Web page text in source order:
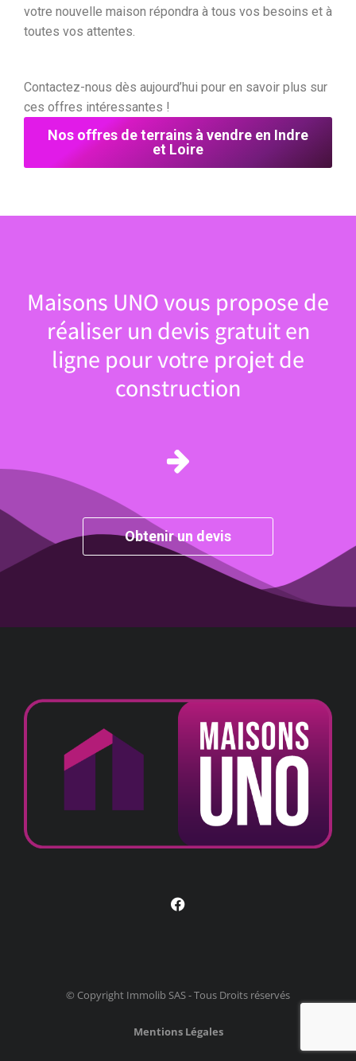
votre nouvelle maison répondra à tous vos besoins et à
toutes vos attentes.
Contactez-nous dès aujourd’hui pour en savoir plus sur
ces offres intéressantes !
Nos offres de terrains à vendre en Indre
et Loire
Maisons UNO vous propose de
réaliser un devis gratuit en
ligne pour votre projet de
construction
Obtenir un devis
© Copyright Immolib SAS - Tous Droits réservés
Mentions Légales